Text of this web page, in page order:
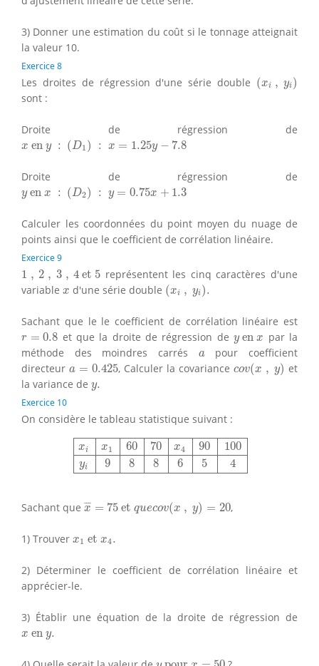
3) Donner une estimation du coût si le tonnage atteignait
la valeur 10.
Exercice 8
Les droites de régression d'une série double (xi , yi)
(x
sont :
Droite de régression de
x en y : (D1 ) : x = 1.25y − 7.8
D1 : 1.25y −7.8
Droite de régression de
y en x : (D2) : y = 0.75x + 1.3
D2 : 0.75x+1.3
Calculer les coordonnées du point moyen du nuage de
points ainsi que le coefficient de corrélation linéaire.
Exercice 9
1 , 2 , 3 , 4 et 5
1 2, 4 et5
représentent les cinq caractères d'une
variable x
x d'une série double (xi , yi).
(xi ).
Sachant que le le coefficient de corrélation linéaire est
r = 0.8
r =0.8 et que la droite de régression dey en x
yenx par la
méthode des moindres carrés
a
apour coefficient
directeura = 0.425
a 0.425 , Calculer la covariancecov(x , y)
cov(x y)
et
la variance de y.
y
Exercice 10
On considère le tableau statistique suivant :
xi x1 60 70 x4 90 100
yi 9 8 8 6 5 4
xix16070x490100yi988654
Sachant que ¯
¯¯
x = 75 et quecov(x , y) = 20
x¯ 75 et v ) 20 ,
1) Trouver x1 et x4.
x1 etx4
2) Déterminer le coefficient de corrélation linéaire et
apprécier-le.
3) Établir une équation de la droite de régression de
x en y.
x eny
ypourx =50